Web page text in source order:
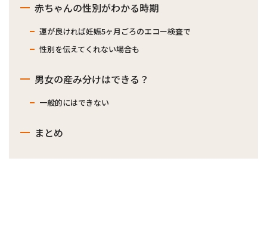
赤ちゃんの性別がわかる時期
運が良ければ妊娠5ヶ月ごろのエコー検査で
性別を伝えてくれない場合も
男女の産み分けはできる？
一般的にはできない
まとめ